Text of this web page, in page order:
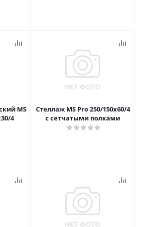
MS
4
Стеллаж MS Pro 250/150x60/4
с сетчатыми полками